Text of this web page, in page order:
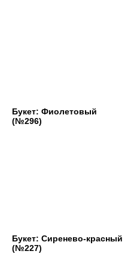
Букет: Фиолетовый
(№296)
Букет: Сиренево-красный
(№227)